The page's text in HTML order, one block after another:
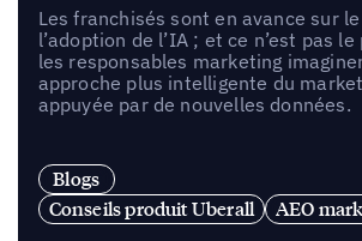
Les franchisés sont en avance sur
l’adoption de l’IA ; et ce n’est pas
les responsables marketing
approche plus intelligente du
appuyée par de nouvelles données.
Blogs
Conseils produit Uberall
AEO